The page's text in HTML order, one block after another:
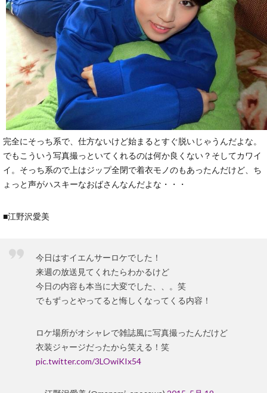
完全にそっち系で、仕方ないけど始まるとすぐ脱いじゃうんだよな。
でもこういう写真撮っといてくれるのは何か良くない？そしてカワイ
イ。そっち系ので上はジップ全閉で着衣モノのもあったんだけど、ち
ょっと声がハスキーなおばさんなんだよな・・・
■江野沢愛美
今日はすイエんサーロケでした！
来週の放送見てくれたらわかるけど
今日の内容も本当に大変でした、、。笑
でもずっとやってると悔しくなってくる内容！
ロケ場所がオシャレで雑誌風に写真撮ったんだけど
衣装ジャージだったから笑える！笑
pic.twitter.com/3LOwiKIx54